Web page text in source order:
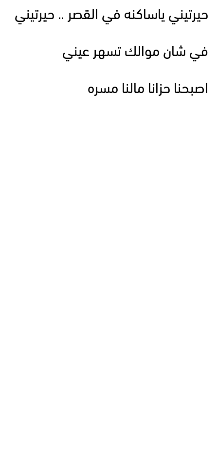
حيرتيني ياساكنه في القصر .. حيرتيني
في شان موالك تسهر عيني
اصبحنا حزانا مالنا مسره